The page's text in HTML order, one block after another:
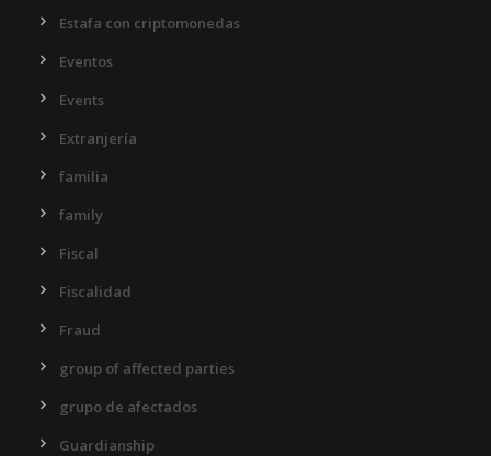
Estafa con criptomonedas
Eventos
Events
Extranjería
familia
family
Fiscal
Fiscalidad
Fraud
group of affected parties
grupo de afectados
Guardianship